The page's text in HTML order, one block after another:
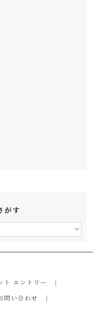
がす
ト エントリー
問い合わせ